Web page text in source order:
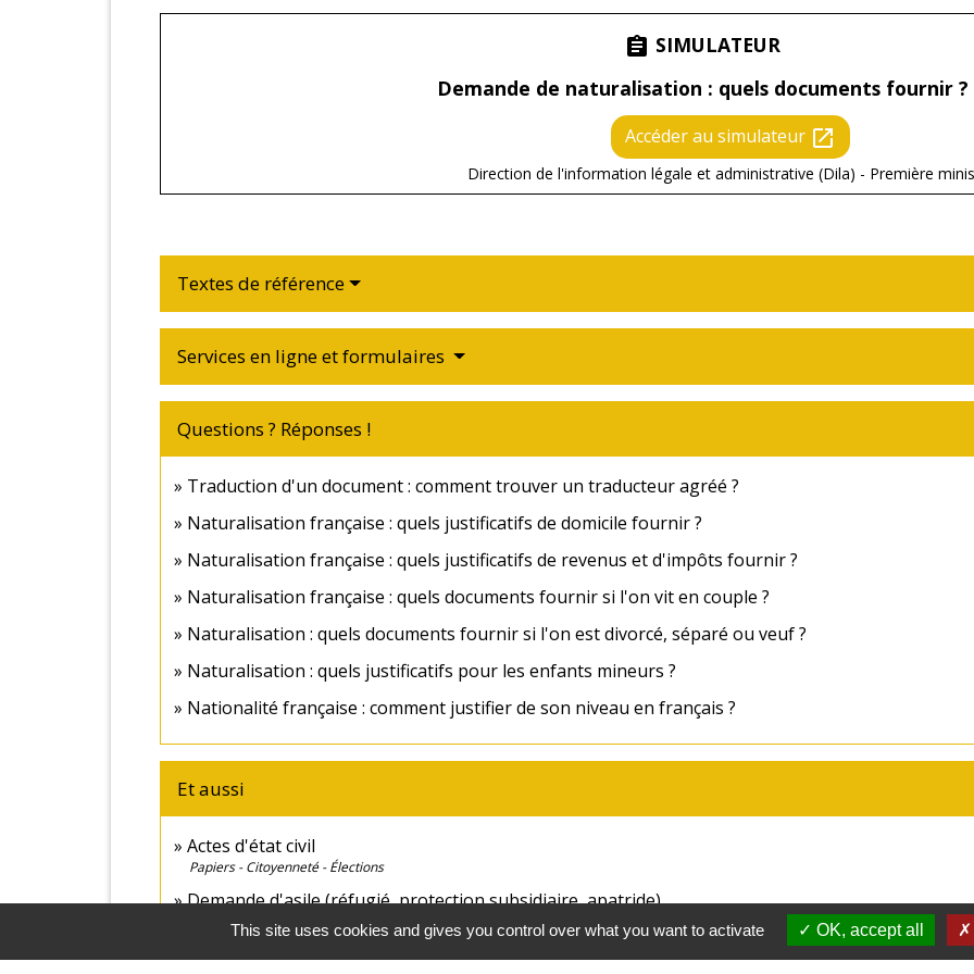
assignment SIMULATEUR
Demande de naturalisation : quels documents fournir ?
Accéder au simulateur open_in_new
Direction de l'information légale et administrative (Dila) - Première
Textes de référence
Services en ligne et formulaires
Questions ? Réponses !
Traduction d'un document : comment trouver un traducteur agréé ?
Naturalisation française : quels justificatifs de domicile fournir ?
Naturalisation française : quels justificatifs de revenus et d'impôts fournir ?
Naturalisation française : quels documents fournir si l'on vit en couple ?
Naturalisation : quels documents fournir si l'on est divorcé, séparé ou veuf ?
Naturalisation : quels justificatifs pour les enfants mineurs ?
Nationalité française : comment justifier de son niveau en français ?
Et aussi
Actes d'état civil
Papiers - Citoyenneté - Élections
Demande d'asile (réfugié, protection subsidiaire, apatride)
Étranger - Europe
Demande de naturalisation
This site uses cookies and gives you control over what you want to activate OK, accept all